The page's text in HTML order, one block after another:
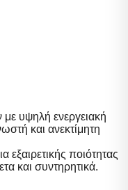
με υψηλή ενεργειακή
και ανεκτίμητη
εξαιρετικής ποιότητας
και συντηρητικά.